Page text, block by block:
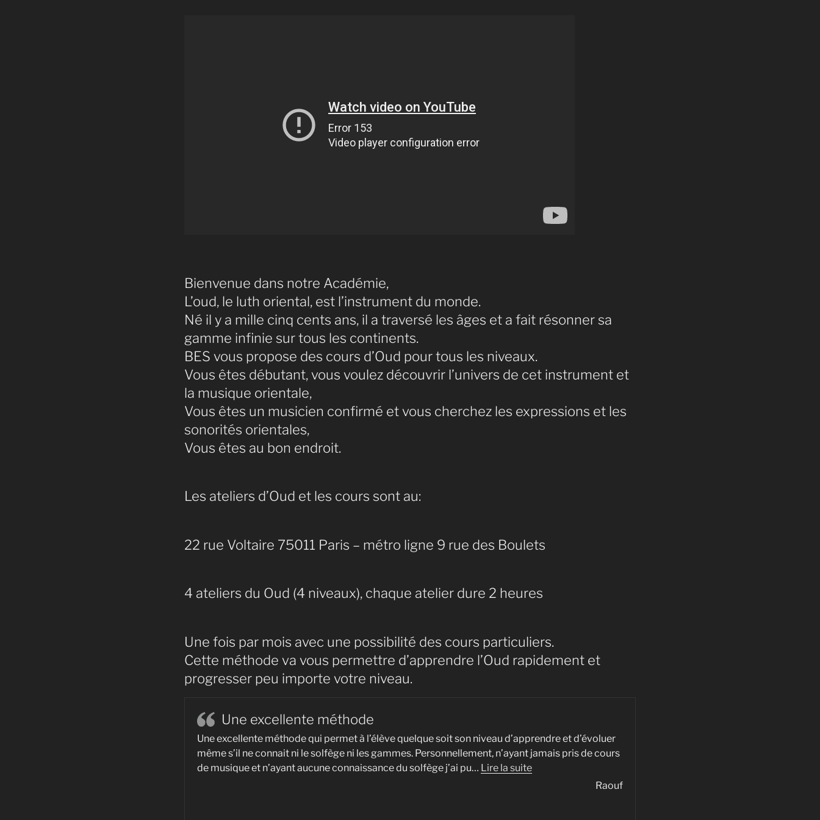
Bienvenue dans notre Académie,
L’oud, le luth oriental, est l’instrument du monde.
Né il y a mille cinq cents ans, il a traversé les âges et a fait résonner sa
gamme infinie sur tous les continents.
BES vous propose des cours d’Oud pour tous les niveaux.
Vous êtes débutant, vous voulez découvrir l’univers de cet instrument et
la musique orientale,
Vous êtes un musicien confirmé et vous cherchez les expressions et les
sonorités orientales,
Vous êtes au bon endroit.
Les ateliers d’Oud et les cours sont au:
22 rue Voltaire 75011 Paris – métro ligne 9 rue des Boulets
4 ateliers du Oud (4 niveaux), chaque atelier dure 2 heures
Une fois par mois avec une possibilité des cours particuliers.
Cette méthode va vous permettre d’apprendre l’Oud rapidement et
progresser peu importe votre niveau.
Une excellente méthode
Une excellente méthode qui permet à l’élève quelque soit son niveau d’apprendre et d’évoluer
même s’il ne connait ni le solfège ni les gammes. Personnellement, n’ayant jamais pris de cours
de musique et n’ayant aucune connaissance du solfège j’ai pu… Lire la suite« Une excellente méthode »
Raouf